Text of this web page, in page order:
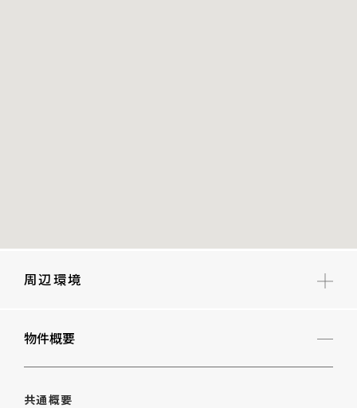
周辺環境
六本木中学校
物件概要
共通概要